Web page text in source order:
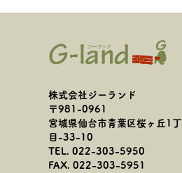
株式会社ジーランド
〒981-0961
宮城県仙台市青葉区桜ヶ丘1丁
目-33-10
TEL. 022-303-5950
FAX. 022-303-5951